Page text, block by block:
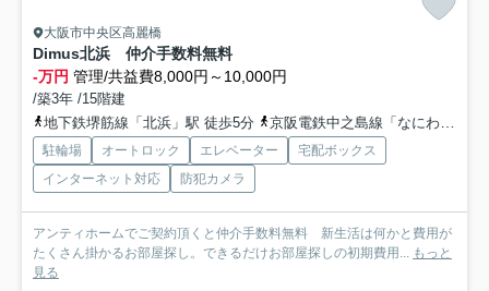
大阪市中央区高麗橋
Dimus北浜 仲介手数料無料
-万円 管理/共益費8,000円～10,000円
/築3年 /15階建
地下鉄堺筋線「北浜」駅 徒歩5分
京阪電鉄中之島線「なにわ橋」駅 徒歩8分
駐輪場 オートロック エレベーター
宅配ボックス
インターネット対応
防犯カメラ
アンティホームでご契約頂くと仲介手数料無料 新生活は何かと費用が
たくさん掛かるお部屋探し。できるだけお部屋探しの初期費用... もっと
見る